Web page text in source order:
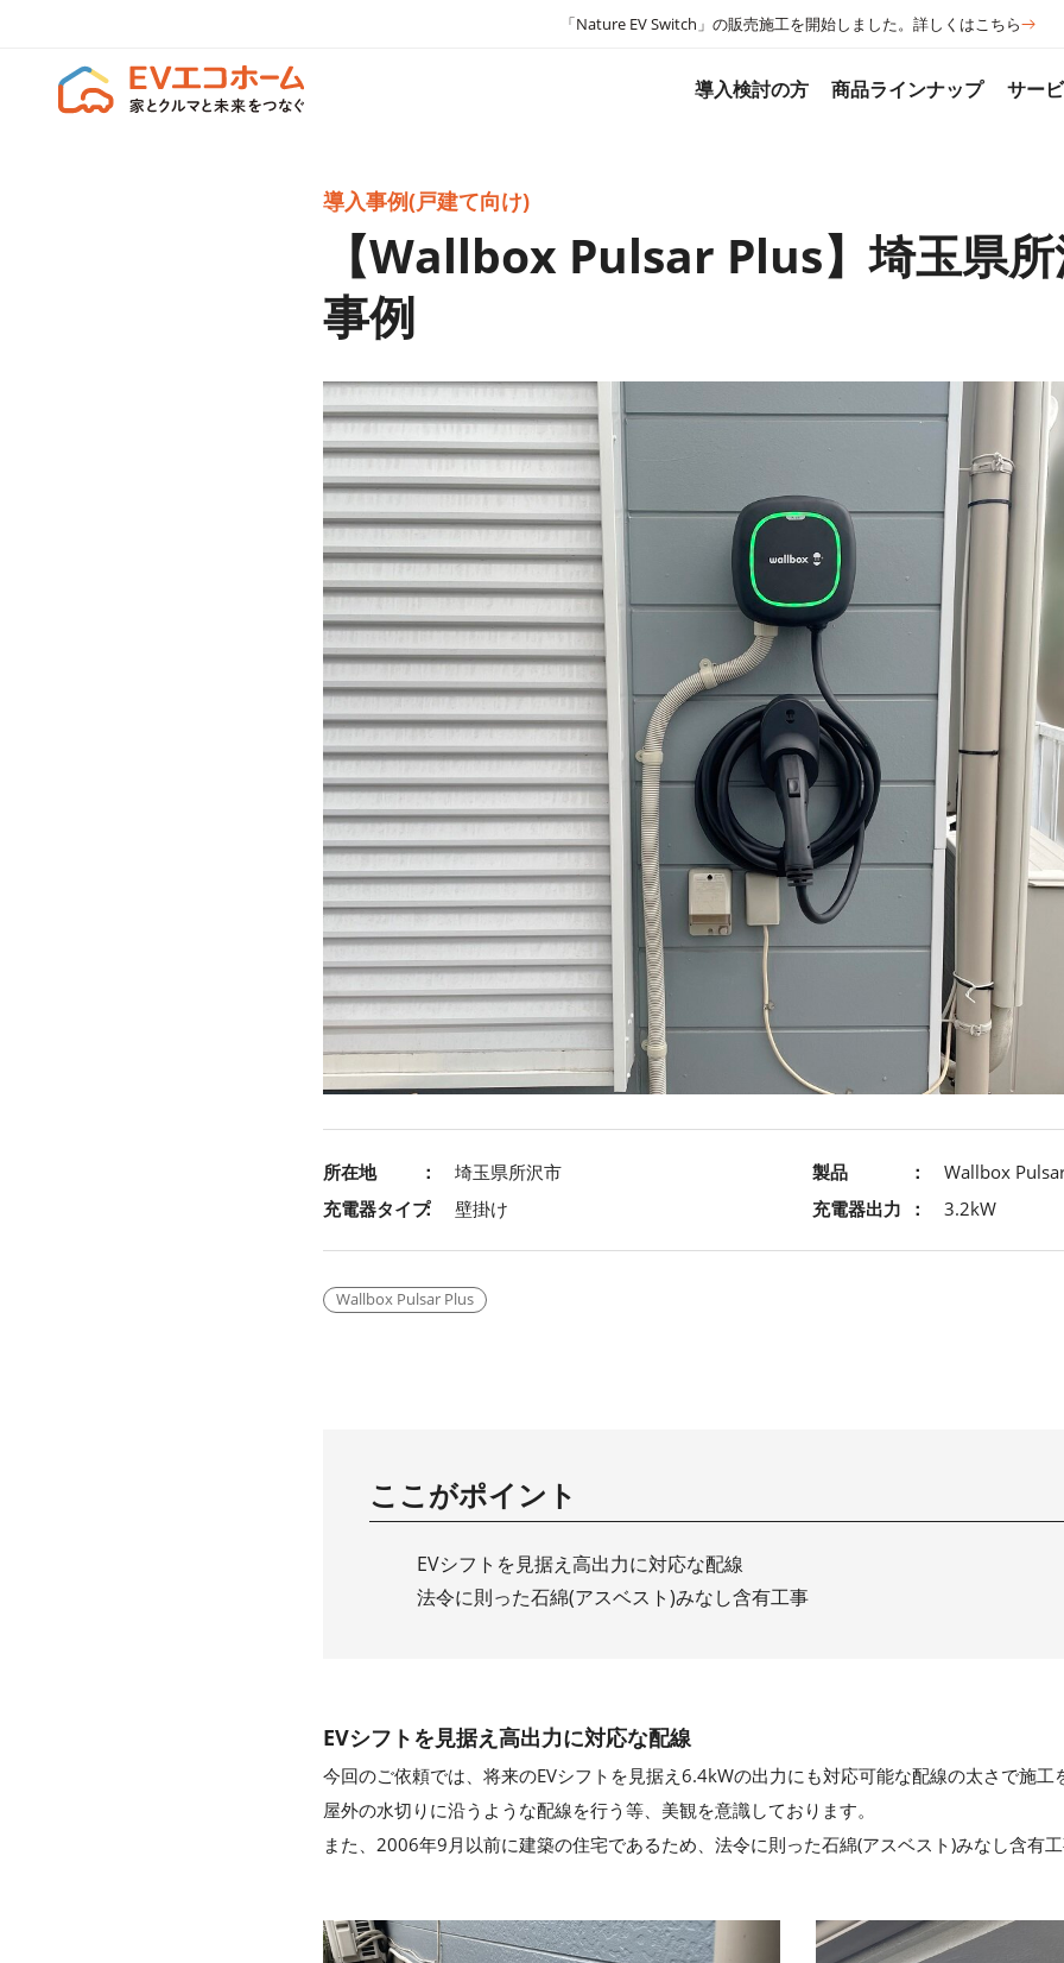
「Nature EV Switch」の販売施工を開始しました。詳しくはこちら
導入検討の方 商品ラインナップ サー
導入事例(戸建て向け)
【Wallbox Pulsar Plus】埼玉県
事例
所在地 埼玉県所沢市 製品
Wallbox
充電器タイプ
壁掛け 充電器出力 3.2kW
Wallbox Pulsar Plus
ここがポイント
EVシフトを見据え高出力に対応な配線
法令に則った石綿(アスベスト)みなし含有工事
EVシフトを見据え高出力に対応な配線
今回のご依頼では、将来のEVシフトを見据え6.4kWの出力にも対応可能な配線の太さで施工
屋外の水切りに沿うような配線を行う等、美観を意識しております。
また、2006年9月以前に建築の住宅であるため、法令に則った石綿(アスベスト)みなし含有